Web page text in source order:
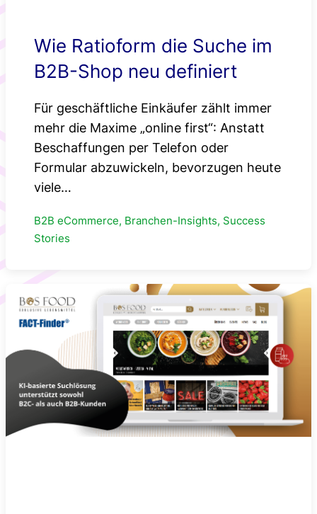
Wie Ratioform die Suche im
B2B-Shop neu definiert
Für geschäftliche Einkäufer zählt immer
mehr die Maxime „online first“: Anstatt
Beschaffungen per Telefon oder
Formular abzuwickeln, bevorzugen heute
viele…
B2B eCommerce, Branchen-Insights, Success
Stories